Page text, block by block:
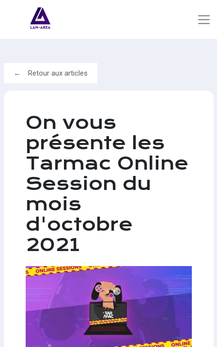
Retour aux articles
On vous
présente les
Tarmac Online
Session du
mois
d'octobre
2021